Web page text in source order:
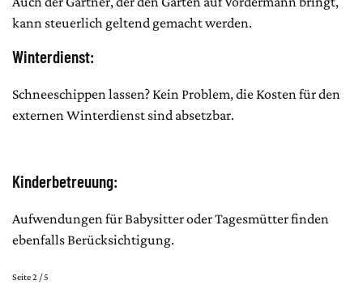
kann steuerlich geltend gemacht werden.
Winterdienst:
Schneeschippen lassen? Kein Problem, die Kosten für den
externen Winterdienst sind absetzbar.
Kinderbetreuung:
Aufwendungen für Babysitter oder Tagesmütter finden
ebenfalls Berücksichtigung.
Seite 2 / 5